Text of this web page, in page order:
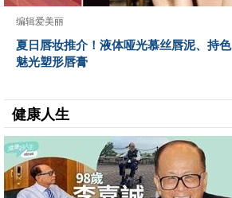
编辑爱美丽
夏日唇妆推介！液体哑光慕丝唇泥、持色
魅光塑形唇膏
健康人生